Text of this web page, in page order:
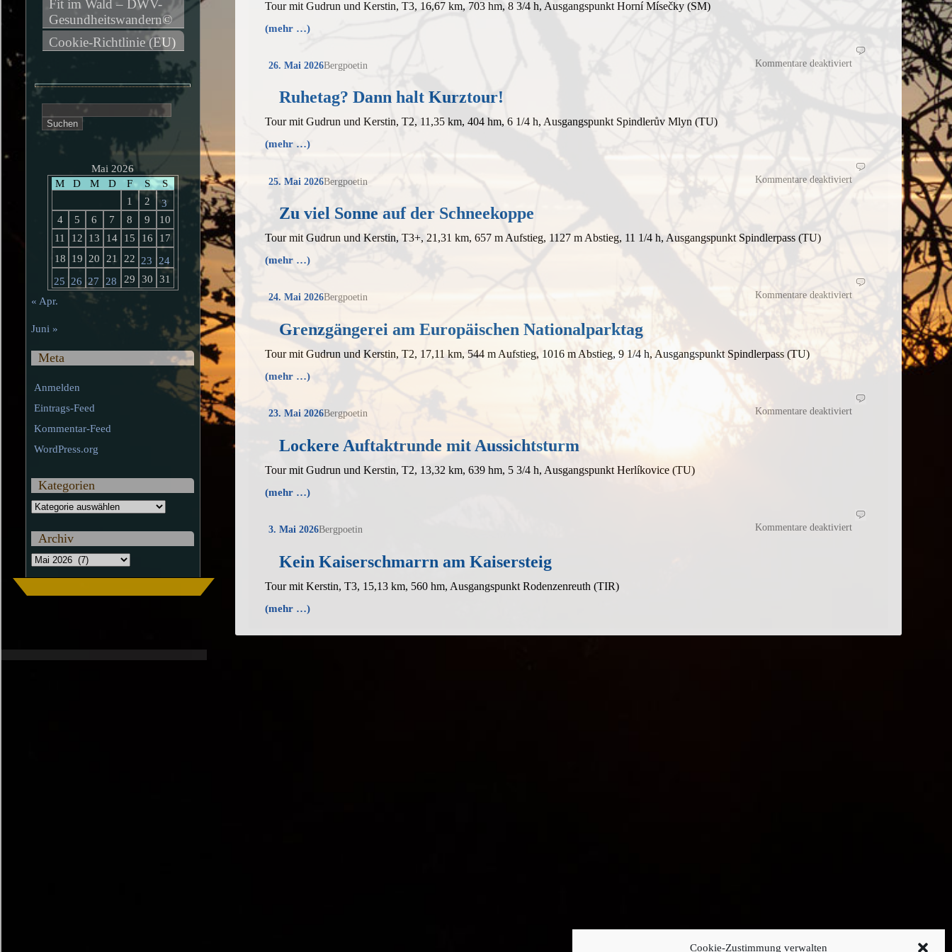
Cookie-Zustimmung verwalten
Tour mit Gudrun und Kerstin, T3, 16,67 km, 703 hm, 8 3/4 h, Ausgangspunkt Horní Mísečky (SM)
(mehr …)
Kommentare deaktiviert
für
Ruhetag?
Dann
26. Mai 2026Bergpoetin
Ruhetag? Dann halt Kurztour!
Tour mit Gudrun und Kerstin, T2, 11,35 km, 404 hm, 6 1/4 h, Ausgangspunkt Spindlerův Mlyn (TU)
(mehr …)
Kommentare deaktiviert
für
Zu
viel
25. Mai 2026Bergpoetin
Zu viel Sonne auf der Schneekoppe
Tour mit Gudrun und Kerstin, T3+, 21,31 km, 657 m Aufstieg, 1127 m Abstieg, 11 1/4 h, Ausgangspunkt Spindlerpass (TU)
(mehr …)
Kommentare deaktiviert
für
Grenzgängerei
am
Europäischen
Nationalparktag
24. Mai 2026Bergpoetin
Grenzgängerei am Europäischen Nationalparktag
Tour mit Gudrun und Kerstin, T2, 17,11 km, 544 m Aufstieg, 1016 m Abstieg, 9 1/4 h, Ausgangspunkt Spindlerpass (TU)
(mehr …)
Kommentare deaktiviert
für
Lockere
Auftaktrunde
23. Mai 2026Bergpoetin
Lockere Auftaktrunde mit Aussichtsturm
Tour mit Gudrun und Kerstin, T2, 13,32 km, 639 hm, 5 3/4 h, Ausgangspunkt Herlíkovice (TU)
(mehr …)
Kommentare deaktiviert
für
Kein
Kaiserschmarrn
3. Mai 2026Bergpoetin
Kein Kaiserschmarrn am Kaisersteig
Tour mit Kerstin, T3, 15,13 km, 560 hm, Ausgangspunkt Rodenzenreuth (TIR)
(mehr …)
Fit im Wald – DWV-
Gesundheitswandern©
Cookie-Richtlinie (EU)
nach:
Mai 2026
M
D M D F S
S
1
2
3
4
5 6 7 8 9
10
11
12 13 14 15 16
17
18
19 20 21 22 23
24
25 26 27 28 29 30
31
« Apr.
Juni »
Meta
Anmelden
Eintrags-Feed
Kommentar-Feed
WordPress.org
Kategorien
Kategorien
Archiv
Archiv